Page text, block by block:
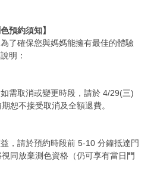
預約須知】
了確保您與媽媽能擁有最佳的體驗
明：
需取消或變更時段，請於 4/29(三)
恕不接受取消及全額退費。
，請於預約時段前 5-10 分鐘抵達門
同放棄測色資格（仍可享有當日門